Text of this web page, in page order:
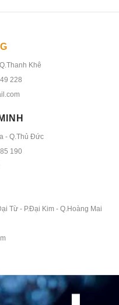
Khê
228
- Q.Thủ Đức
190
Từ - P.Đại Kim - Q.Hoàng Mai